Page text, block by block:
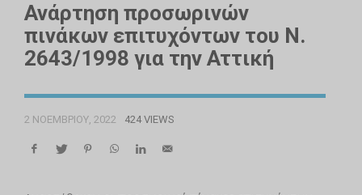
Ανάρτηση προσωρινών
πινάκων επιτυχόντων του Ν.
2643/1998 για την Αττική
2 ΝΟΕΜΒΡΊΟΥ, 2022 424 VIEWS